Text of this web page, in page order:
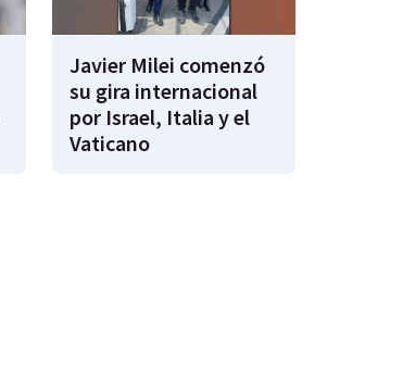
Javier Milei comenzó
su gira internacional
por Israel, Italia y el
Vaticano